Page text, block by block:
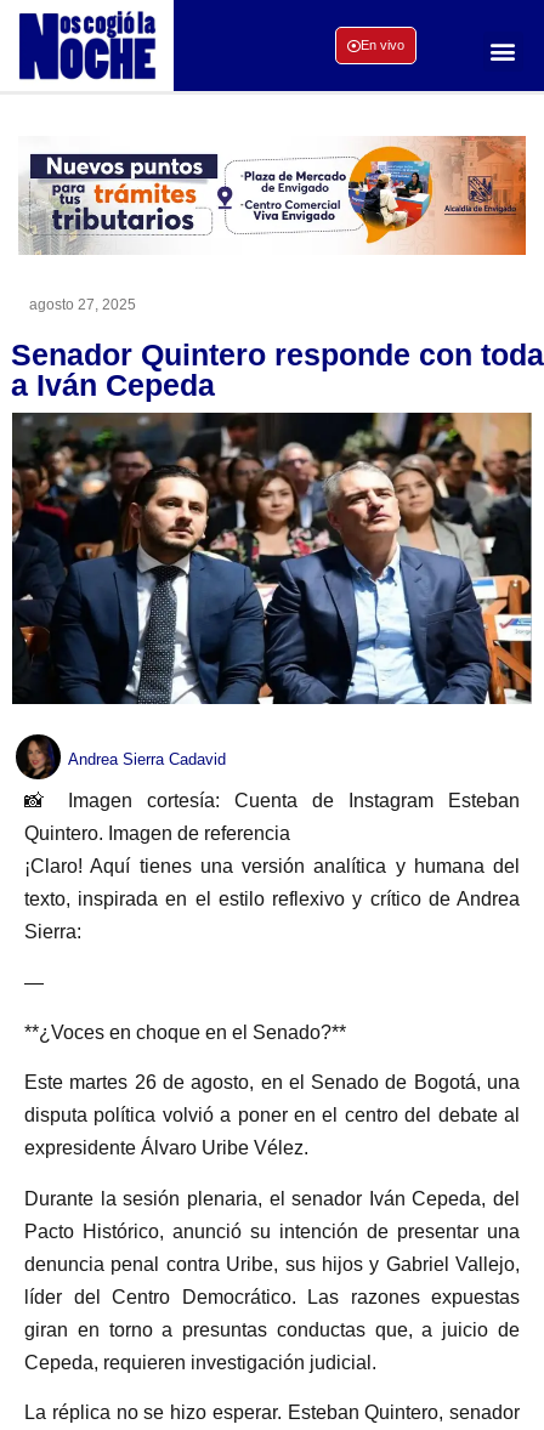
En vivo
agosto 27, 2025
Senador Quintero responde con toda
a Iván Cepeda
Andrea Sierra Cadavid
📸 Imagen cortesía: Cuenta de Instagram Esteban
Quintero. Imagen de referencia
¡Claro! Aquí tienes una versión analítica y humana del
texto, inspirada en el estilo reflexivo y crítico de Andrea
Sierra:
—
**¿Voces en choque en el Senado?**
Este martes 26 de agosto, en el Senado de Bogotá, una
disputa política volvió a poner en el centro del debate al
expresidente Álvaro Uribe Vélez.
Durante la sesión plenaria, el senador Iván Cepeda, del
Pacto Histórico, anunció su intención de presentar una
denuncia penal contra Uribe, sus hijos y Gabriel Vallejo,
líder del Centro Democrático. Las razones expuestas
giran en torno a presuntas conductas que, a juicio de
Cepeda, requieren investigación judicial.
La réplica no se hizo esperar. Esteban Quintero, senador